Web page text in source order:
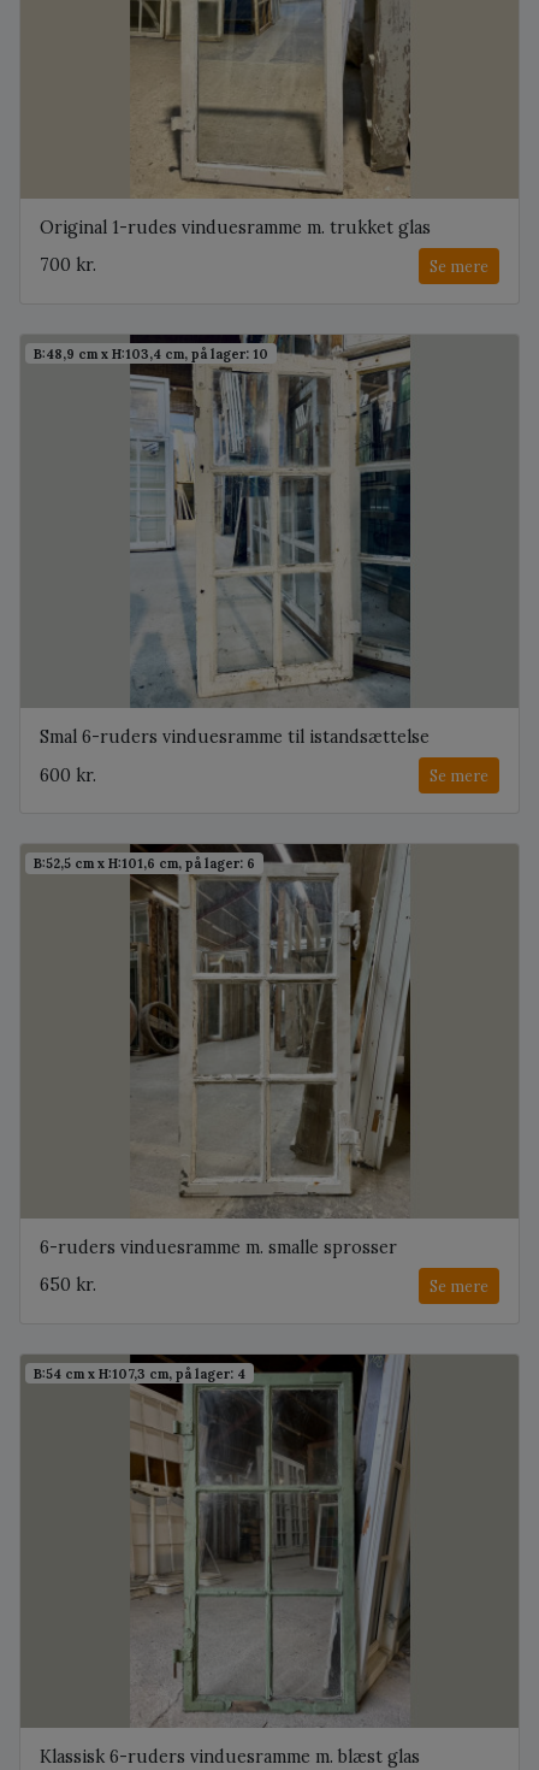
Original 1-rudes vinduesramme m. trukket glas
700 kr.
Se mere
B:48,9 cm x H:103,4 cm, på lager: 10
Smal 6-ruders vinduesramme til istandsættelse
600 kr.
Se mere
B:52,5 cm x H:101,6 cm, på lager: 6
6-ruders vinduesramme m. smalle sprosser
650 kr.
Se mere
B:54 cm x H:107,3 cm, på lager: 4
Klassisk 6-ruders vinduesramme m. blæst glas